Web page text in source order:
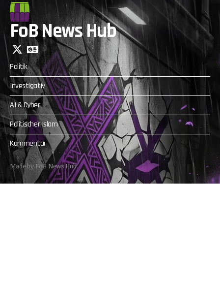
FoB News Hub
Politik
Investigativ
AI & Cyber
Politischer Islam
Kommentar
Made by FoB News Hub.